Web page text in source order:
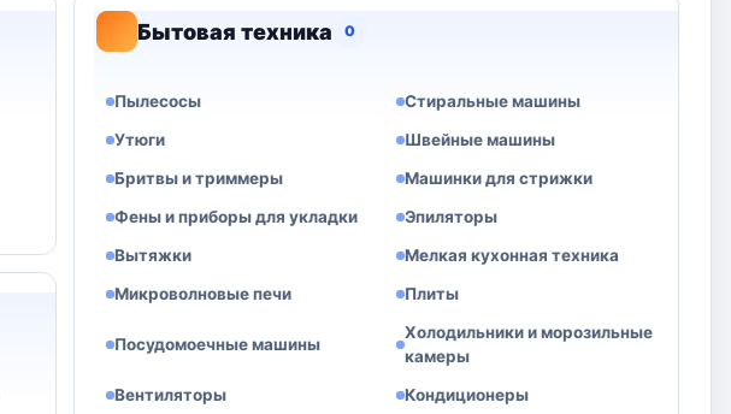
Бытовая техника 0
Пылесосы
Стиральные машины
Утюги
Швейные машины
Бритвы и триммеры
Машинки для стрижки
Фены и приборы для укладки
Эпиляторы
Вытяжки
Мелкая кухонная техника
Микроволновые печи
Плиты
Посудомоечные машины
Холодильники и морозильные
камеры
Вентиляторы
Кондиционеры